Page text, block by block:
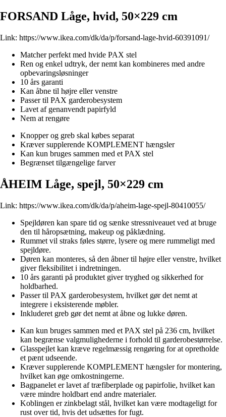
FORSAND Låge, hvid, 50×229 cm
Link: https://www.ikea.com/dk/da/p/forsand-lage-hvid-60391091/
Matcher perfekt med hvide PAX stel
Ren og enkel udtryk, der nemt kan kombineres med andre
opbevaringsløsninger
10 års garanti
Kan åbne til højre eller venstre
Passer til PAX garderobesystem
Lavet af genanvendt papirfyld
Nem at rengøre
Knopper og greb skal købes separat
Kræver supplerende KOMPLEMENT hængsler
Kan kun bruges sammen med et PAX stel
Begrænset tilgængelige farver
ÅHEIM Låge, spejl, 50×229 cm
Link: https://www.ikea.com/dk/da/p/aheim-lage-spejl-80410055/
Spejldøren kan spare tid og sænke stressniveauet ved at bruge
den til håropsætning, makeup og påklædning.
Rummet vil straks føles større, lysere og mere rummeligt med
spejldøre.
Døren kan monteres, så den åbner til højre eller venstre, hvilket
giver fleksibilitet i indretningen.
10 års garanti på produktet giver tryghed og sikkerhed for
holdbarhed.
Passer til PAX garderobesystem, hvilket gør det nemt at
integrere i eksisterende møbler.
Inkluderet greb gør det nemt at åbne og lukke døren.
Kan kun bruges sammen med et PAX stel på 236 cm, hvilket
kan begrænse valgmulighederne i forhold til garderobestørrelse.
Glasspejlet kan kræve regelmæssig rengøring for at opretholde
et pænt udseende.
Kræver supplerende KOMPLEMENT hængsler for montering,
hvilket kan øge omkostningerne.
Bagpanelet er lavet af træfiberplade og papirfolie, hvilket kan
være mindre holdbart end andre materialer.
Koblingen er zinkbelagt stål, hvilket kan være modtageligt for
rust over tid, hvis det udsættes for fugt.